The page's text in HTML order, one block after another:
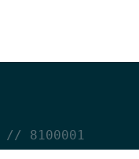
// 8100001